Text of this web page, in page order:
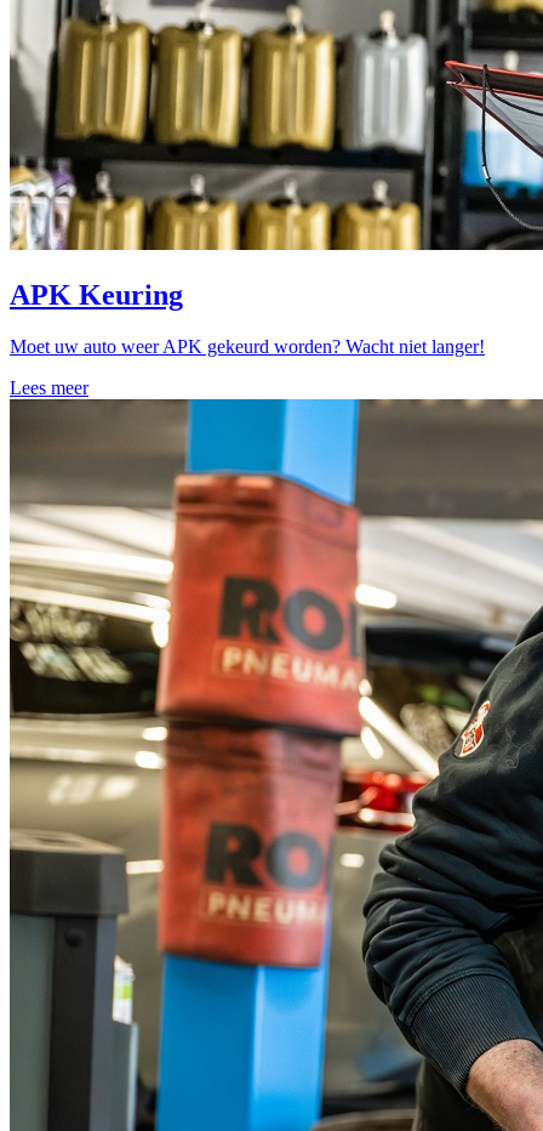
APK Keuring
Moet uw auto weer APK gekeurd worden? Wacht niet langer!
Lees meer